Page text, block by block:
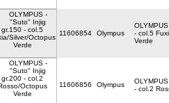
11606854 Olympus
- col.5
Verde
11606856 Olympus
- col.2